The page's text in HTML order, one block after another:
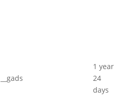
__gads
1 year
24
days